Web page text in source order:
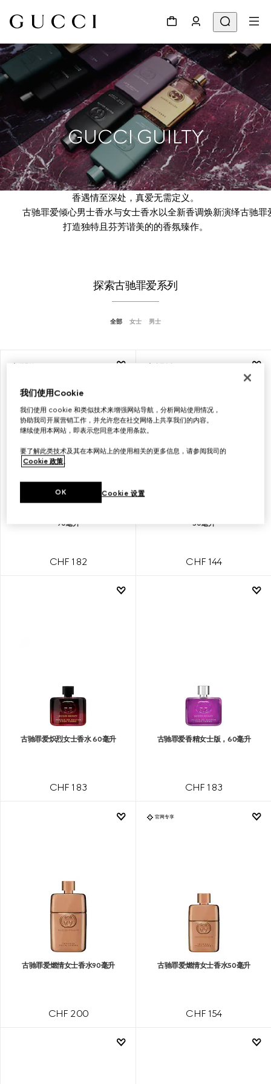
GUCCI GUILTY
香遇情至深处，真爱无需定义。
古驰罪爱倾心男士香水与女士香水以全新香调焕新演绎古驰
打造独特且芬芳谐美的的香氛臻作。
探索古驰罪爱系列
全部 女士 男士
限量版
90毫升
CHF 182
官网专享
50毫升
CHF 144
古驰罪爱炽烈女士香水 60毫升
CHF 183
古驰罪爱香精女士版，60毫升
CHF 183
古驰罪爱燃情女士香水90毫升
CHF 200
官网专享
古驰罪爱燃情女士香水50毫升
CHF 154
我们使用Cookie
我们使用 cookie 和类似技术来增强网站导航，分析网站使用情况，
协助我司开展营销工作，并允许您在社交网络上共享我们的内容。
继续使用本网站，即表示您同意本使用条款。
要了解此类技术及其在本网站上的使用相关的更多信息，请参阅我司的
Cookie 政策。
Cookie 设置
OK